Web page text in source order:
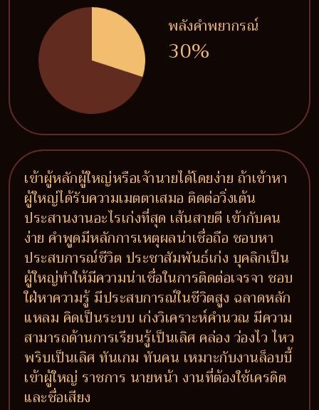
พลังคำพยากรณ์
30%
เข้าผู้หลักผู้ใหญ่หรือเจ้านายได้โดยง่าย ถ้าเข้าหา
ผู้ใหญ่ได้รับความเมตตาเสมอ ติดต่อวิ่งเต้น
ประสานงานอะไรเก่งที่สุด เส้นสายดี เข้ากับคน
ง่าย คำพูดมีหลักการเหตุผลน่าเชื่อถือ ชอบหา
ประสบการณ์ชีวิต ประชาสัมพันธ์เก่ง บุคลิกเป็น
ผู้ใหญ่ทำให้มีความน่าเชื่อในการติดต่อเจรจา ชอบ
ใฝ่หาความรู้ มีประสบการณ์ในชีวิตสูง ฉลาดหลัก
แหลม คิดเป็นระบบ เก่งวิเคราะห์คำนวณ มีความ
สามารถด้านการเรียนรู้เป็นเลิศ คล่อง ว่องไว ไหว
พริบเป็นเลิศ ทันเกม ทันคน เหมาะกับงานล็อบบี้
เข้าผู้ใหญ่ ราชการ นายหน้า งานที่ต้องใช้เครดิต
และชื่อเสียง